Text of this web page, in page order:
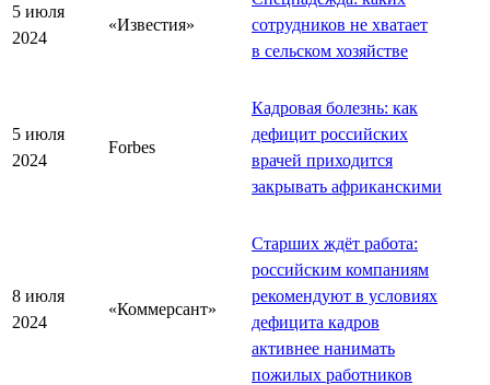
5 июля
2024
«Известия»
сотрудников не хватает
в сельском хозяйстве
5 июля
2024
Forbes
Кадровая болезнь: как
дефицит российских
врачей приходится
закрывать африканскими
8 июля
2024
«Коммерсант»
Старших ждёт работа:
российским компаниям
рекомендуют в условиях
дефицита кадров
активнее нанимать
пожилых работников